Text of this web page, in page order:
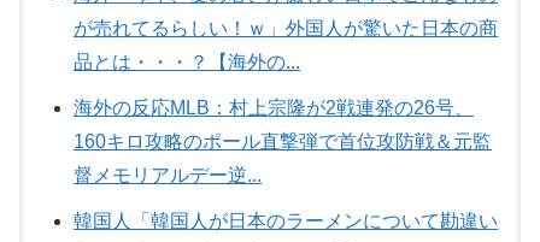
が売れてるらしい！ｗ」外国人が驚いた日本の商
品とは・・・？【海外の...
海外の反応MLB：村上宗隆が2戦連発の26号、
160キロ攻略のポール直撃弾で首位攻防戦＆元監
督メモリアルデー逆...
韓国人「韓国人が日本のラーメンについて勘違い